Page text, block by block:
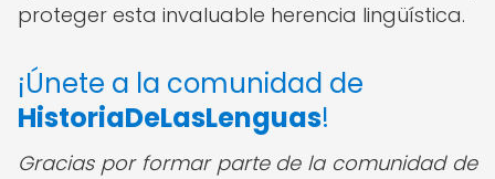
proteger esta invaluable herencia lingüística.
¡Únete a la comunidad de
HistoriaDeLasLenguas!
Gracias por formar parte de la comunidad de